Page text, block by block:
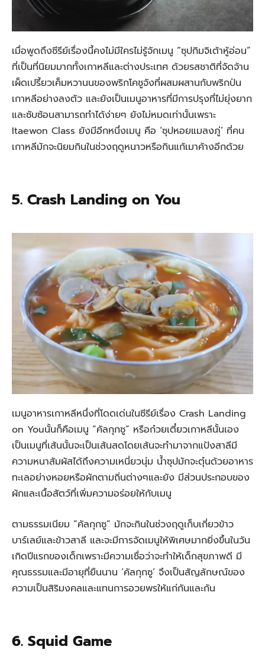
เมื่อพูดถึงซีรีย์เรื่องนี้คงไม่มีใครไม่รู้จักเมนู “ซุปกิมจิเต้าหู้อ่อน”
ที่เป็นที่นิยมมากทั้งเกาหลีและต่างประเทศ ด้วยรสชาติที่จัดจ้าน
เผ็ดเปรี้ยวเค็มหวานนของพริกโคชูจังที่ผสมผสานกับพริกป่น
เกาหลีอย่างลงตัว และยังเป็นเมนูอาหารที่มีการปรุงที่ไม่ยุ่งยาก
และซับซ้อนสามารถทำได้ง่ายๆ ยังไม่หมดเท่านั้นเพราะ
Itaewon Class ยังมีอีกหนึ่งเมนู คือ ‘ซุปหอยแมลงภู่’ ที่คน
เกาหลีมักจะนิยมกินในช่วงฤดูหนาวหรือกินแก้เมาค้างอีกด้วย
5. Crash Landing on You
เมนูอาหารเกาหลีหนึ่งที่โดดเด่นในซีรีย์เรื่อง Crash Landing
on Youนั้นก็คือเมนู “คัลกุกซู” หรือก๋วยเตี๋ยวเกาหลีนั้นเอง
เป็นเมนูที่เส้นนั้นจะเป็นเส้นสดโดยเส้นจะทำมาจากแป้งสาลีมี
ความหนาสัมผัสได้ถึงความเหนี่ยวนุ่ม น้ำซุปมักจะตุ๋นด้วยอาหาร
ทะเลอย่างหอยหรือผักตามถิ่นต่างๆและยัง มีส่วนประกอบของ
ผักและเนื้อสัตว์ที่เพิ่มความอร่อยให้กับเมนู
ตามธรรมเนียม “คัลกุกซู” มักจะกินในช่วงฤดูเก็บเกี่ยวข้าว
บาร์เลย์และข้าวสาลี และจะมีการจัดเมนูให้พิเศษมากยิ่งขึ้นในวัน
เกิดปีแรกของเด็กเพราะมีความเชื่อว่าจะทำให้เด็กสุขภาพดี มี
คุณธรรมและมีอายุที่ยืนนาน ‘คัลกุกซู’ จึงเป็นสัญลักษณ์ของ
ความเป็นสิริมงคลและแทนการอวยพรให้แก่กันและกัน
6. Squid Game